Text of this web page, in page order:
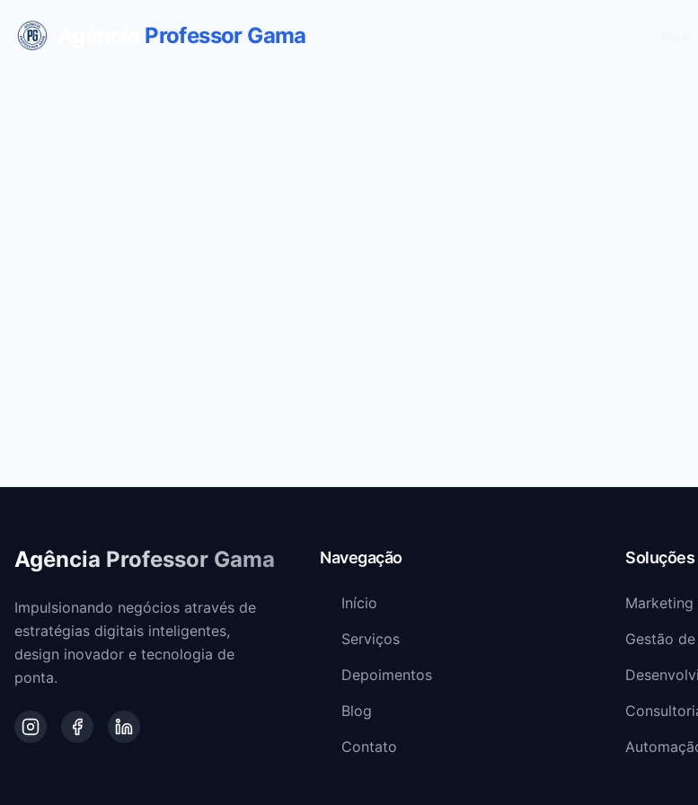
Professor Gama
Agência Professor Gama
Impulsionando negócios através de
estratégias digitais inteligentes,
design inovador e tecnologia de
ponta.
Navegação
Início
Serviços
Depoimentos
Blog
Contato
Soluções
Marketing
Gestão